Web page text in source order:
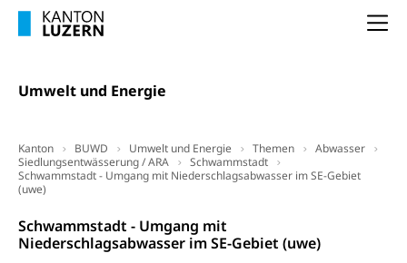
Umwelt und Energie
Kanton BUWD Umwelt und Energie Themen
Abwasser
Siedlungsentwässerung / ARA
Schwammstadt
Schwammstadt - Umgang mit Niederschlagsabwasser im SE-Gebiet
(uwe)
Schwammstadt - Umgang mit
Niederschlagsabwasser im SE-Gebiet (uwe)
Erwerbsausfallentschädigung (WAS Luzern)
Schutzdienstpflicht, Schutzraum,
Schutzraumbaupflicht
Gleichstellung von Frau und Mann
Diskriminierung, Gleichstellungsbüro, Mobbing
Gleichstellung aller Geschlechter und
Lebensformen
Zivilverfahren
Zivilrecht, Zivilrechtspflege, Gerichtsverfahren